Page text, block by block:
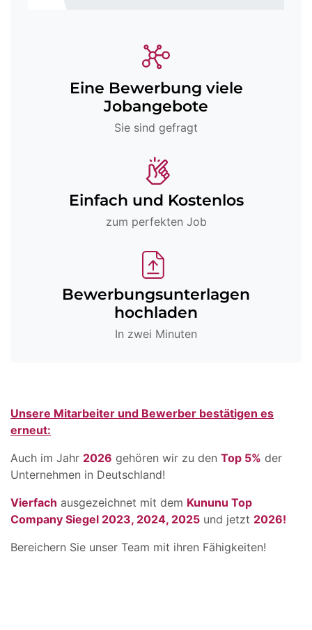
Eine Bewerbung viele
Jobangebote
Sie sind gefragt
Einfach und Kostenlos
zum perfekten Job
Bewerbungsunterlagen
hochladen
In zwei Minuten
Unsere Mitarbeiter und Bewerber bestätigen es
erneut:
Auch im Jahr 2026 gehören wir zu den Top 5% der
Unternehmen in Deutschland!
Vierfach ausgezeichnet mit dem Kununu Top
Company Siegel 2023, 2024, 2025 und jetzt 2026!
Bereichern Sie unser Team mit ihren Fähigkeiten!